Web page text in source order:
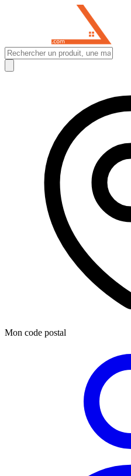
Mon code postal